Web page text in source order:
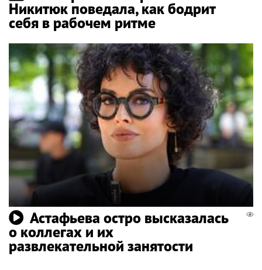
Никитюк поведала, как бодрит
себя в рабочем ритме
Астафьева остро высказалась
о коллегах и их
развлекательной занятости